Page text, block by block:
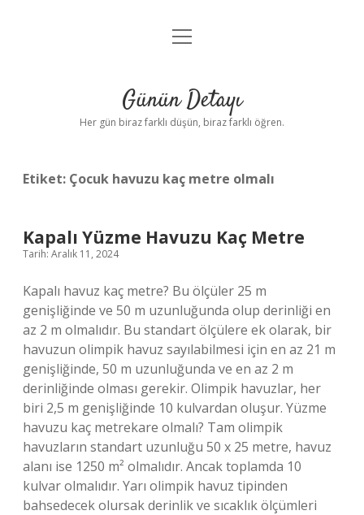
Anasayfa
Yasal Uyarı
menüyü
Günün Detayı
Her gün biraz farklı düşün, biraz farklı öğren.
Etiket: Çocuk havuzu kaç metre olmalı
Kapalı Yüzme Havuzu Kaç Metre
Tarih: Aralık 11, 2024
Kapalı havuz kaç metre? Bu ölçüler 25 m
genişliğinde ve 50 m uzunluğunda olup derinliği en
az 2 m olmalıdır. Bu standart ölçülere ek olarak, bir
havuzun olimpik havuz sayılabilmesi için en az 21 m
genişliğinde, 50 m uzunluğunda ve en az 2 m
derinliğinde olması gerekir. Olimpik havuzlar, her
biri 2,5 m genişliğinde 10 kulvardan oluşur. Yüzme
havuzu kaç metrekare olmalı? Tam olimpik
havuzların standart uzunluğu 50 x 25 metre, havuz
alanı ise 1250 m² olmalıdır. Ancak toplamda 10
kulvar olmalıdır. Yarı olimpik havuz tipinden
bahsedecek olursak derinlik ve sıcaklık ölçümleri